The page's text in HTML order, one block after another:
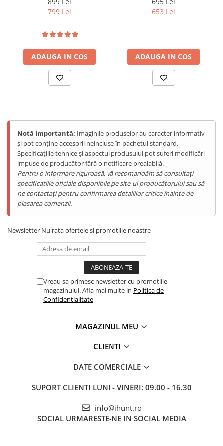
Tablete Doogee
Telefoane Mobile Hotwav
Produse Unihertz
Telefoane Mobile Unihertz
Tablete Unihertz
Tablete Blackview
Casti Audio Blackview
Produse Fossibot
Telefoane Mobile Fossibot
Tablete Fossibot
Produse Oukitel
Telefoane Mobile Oukitel
Tablete Oukitel
ENERGIE
Gift Card EV
STATII DE INCARCARE EV
Stații de Încărcare Rezidențiale /
Stații de Încărcare Comerciale /
Profesionale
8GB), 128GB, NFC, RGB
799 Lei
ADAUGA IN COS
10600mAh, Android 13, Red
653 Lei
ADAUGA IN COS
Notă importantă: Imaginile produselor au caracter informativ
și pot conține accesorii neincluse în pachetul standard.
Specificațiile tehnice și aspectul produsului pot suferi modificări
impuse de producător fără o notificare prealabilă.
Pentru o informare riguroasă, vă recomandăm să consultați
specificațiile oficiale disponibile pe site-ul producătorului sau să
ne contactați pentru confirmarea detaliilor critice înainte de
plasarea comenzii.
Newsletter Nu rata ofertele si promotiile noastre
Vreau sa primesc newsletter cu promotiile
magazinului. Afla mai multe in Politica de
Confidentialitate
MAGAZINUL MEU
CLIENTI
DATE COMERCIALE
SUPORT CLIENTI LUNI - VINERI: 09.00 - 16.30
info@ihunt.ro
SOCIAL URMARESTE-NE IN SOCIAL MEDIA